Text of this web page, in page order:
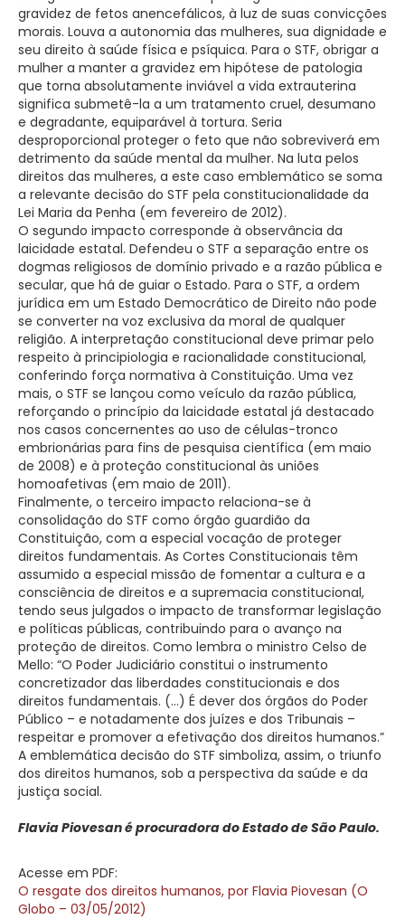
gravidez de fetos anencefálicos, à luz de suas convicções
morais. Louva a autonomia das mulheres, sua dignidade e
seu direito à saúde física e psíquica. Para o STF, obrigar a
mulher a manter a gravidez em hipótese de patologia
que torna absolutamente inviável a vida extrauterina
significa submetê-la a um tratamento cruel, desumano
e degradante, equiparável à tortura. Seria
desproporcional proteger o feto que não sobreviverá em
detrimento da saúde mental da mulher. Na luta pelos
direitos das mulheres, a este caso emblemático se soma
a relevante decisão do STF pela constitucionalidade da
Lei Maria da Penha (em fevereiro de 2012).
O segundo impacto corresponde à observância da
laicidade estatal. Defendeu o STF a separação entre os
dogmas religiosos de domínio privado e a razão pública e
secular, que há de guiar o Estado. Para o STF, a ordem
jurídica em um Estado Democrático de Direito não pode
se converter na voz exclusiva da moral de qualquer
religião. A interpretação constitucional deve primar pelo
respeito à principiologia e racionalidade constitucional,
conferindo força normativa à Constituição. Uma vez
mais, o STF se lançou como veículo da razão pública,
reforçando o princípio da laicidade estatal já destacado
nos casos concernentes ao uso de células-tronco
embrionárias para fins de pesquisa científica (em maio
de 2008) e à proteção constitucional às uniões
homoafetivas (em maio de 2011).
Finalmente, o terceiro impacto relaciona-se à
consolidação do STF como órgão guardião da
Constituição, com a especial vocação de proteger
direitos fundamentais. As Cortes Constitucionais têm
assumido a especial missão de fomentar a cultura e a
consciência de direitos e a supremacia constitucional,
tendo seus julgados o impacto de transformar legislação
e políticas públicas, contribuindo para o avanço na
proteção de direitos. Como lembra o ministro Celso de
Mello: “O Poder Judiciário constitui o instrumento
concretizador das liberdades constitucionais e dos
direitos fundamentais. (…) É dever dos órgãos do Poder
Público – e notadamente dos juízes e dos Tribunais –
respeitar e promover a efetivação dos direitos humanos.”
A emblemática decisão do STF simboliza, assim, o triunfo
dos direitos humanos, sob a perspectiva da saúde e da
justiça social.
Flavia Piovesané procuradora do Estado de São Paulo.
Acesse em PDF:
O resgate dos direitos humanos, por Flavia Piovesan (O
Globo – 03/05/2012)